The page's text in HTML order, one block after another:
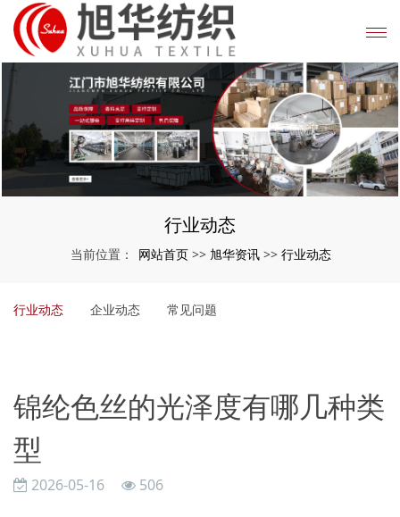
行业动态
当前位置： 网站首页 >> 旭华资讯 >> 行业动态
行业动态 企业动态 常见问题
锦纶色丝的光泽度有哪几种类
型
2026-05-16 506